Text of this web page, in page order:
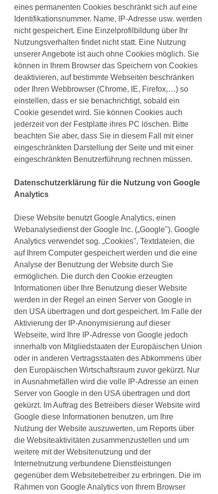
eines permanenten Cookies beschränkt sich auf eine
Identifikationsnummer. Name, IP-Adresse usw. werden
nicht gespeichert. Eine Einzelprofilbildung über Ihr
Nutzungsverhalten findet nicht statt. Eine Nutzung
unserer Angebote ist auch ohne Cookies möglich. Sie
können in Ihrem Browser das Speichern von Cookies
deaktivieren, auf bestimmte Webseiten beschränken
oder Ihren Webbrowser (Chrome, IE, Firefox,…) so
einstellen, dass er sie benachrichtigt, sobald ein
Cookie gesendet wird. Sie können Cookies auch
jederzeit von der Festplatte ihres PC löschen. Bitte
beachten Sie aber, dass Sie in diesem Fall mit einer
eingeschränkten Darstellung der Seite und mit einer
eingeschränkten Benutzerführung rechnen müssen.
Datenschutzerklärung für die Nutzung von Google
Analytics
Diese Website benutzt Google Analytics, einen
Webanalysedienst der Google Inc. („Google"). Google
Analytics verwendet sog. „Cookies", Textdateien, die
auf Ihrem Computer gespeichert werden und die eine
Analyse der Benutzung der Website durch Sie
ermöglichen. Die durch den Cookie erzeugten
Informationen über Ihre Benutzung dieser Website
werden in der Regel an einen Server von Google in
den USA übertragen und dort gespeichert. Im Falle der
Aktivierung der IP-Anonymisierung auf dieser
Webseite, wird Ihre IP-Adresse von Google jedoch
innerhalb von Mitgliedstaaten der Europäischen Union
oder in anderen Vertragsstaaten des Abkommens über
den Europäischen Wirtschaftsraum zuvor gekürzt. Nur
in Ausnahmefällen wird die volle IP-Adresse an einen
Server von Google in den USA übertragen und dort
gekürzt. Im Auftrag des Betreibers dieser Website wird
Google diese Informationen benutzen, um Ihre
Nutzung der Website auszuwerten, um Reports über
die Websiteaktivitäten zusammenzustellen und um
weitere mit der Websitenutzung und der
Internetnutzung verbundene Dienstleistungen
gegenüber dem Websitebetreiber zu erbringen. Die im
Rahmen von Google Analytics von Ihrem Browser